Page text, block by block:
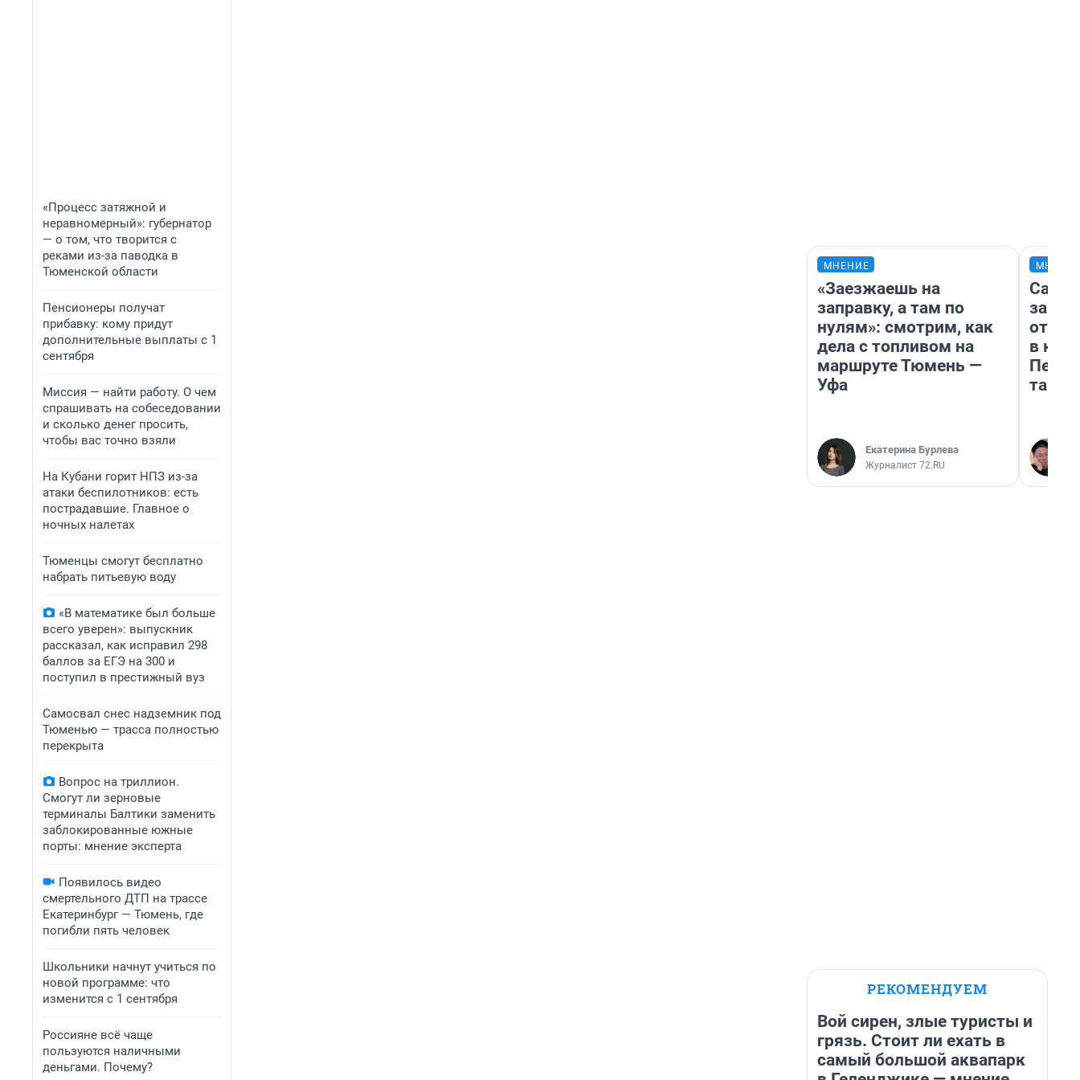
«Процесс затяжной и
неравномерный»: губернатор
— о том, что творится с
реками из-за паводка в
Тюменской области
Пенсионеры получат
прибавку: кому придут
дополнительные выплаты с 1
сентября
Миссия — найти работу. О чем
спрашивать на собеседовании
и сколько денег просить,
чтобы вас точно взяли
На Кубани горит НПЗ из-за
атаки беспилотников: есть
пострадавшие. Главное о
ночных налетах
Тюменцы смогут бесплатно
набрать питьевую воду
«В математике был больше
всего уверен»: выпускник
рассказал, как исправил 298
баллов за ЕГЭ на 300 и
поступил в престижный вуз
Самосвал снес надземник под
Тюменью — трасса полностью
перекрыта
Вопрос на триллион.
Смогут ли зерновые
терминалы Балтики заменить
заблокированные южные
порты: мнение эксперта
Появилось видео
смертельного ДТП на трассе
Екатеринбург — Тюмень, где
погибли пять человек
Школьники начнут учиться по
новой программе: что
изменится с 1 сентября
Россияне всё чаще
пользуются наличными
деньгами. Почему?
МНЕНИЕ
«Заезжаешь на
заправку, а там по
нулям»: смотрим, как
дела с топливом на
маршруте Тюмень —
Уфа
Екатерина Бурлева
Журналист 72.RU
в
там
РЕКОМЕНДУЕМ
Вой сирен, злые туристы и
грязь. Стоит ли ехать в
самый большой аквапарк